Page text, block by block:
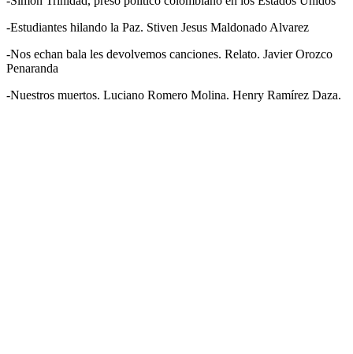
-Estudiantes hilando la Paz. Stiven Jesus Maldonado Alvarez
-Nos echan bala les devolvemos canciones. Relato. Javier Orozco
Penaranda
-Nuestros muertos. Luciano Romero Molina. Henry Ramírez Daza.